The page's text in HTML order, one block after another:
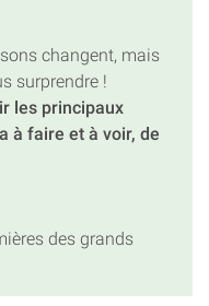
changent, mais
surprendre !
les principaux
à faire et à voir, de
des grands